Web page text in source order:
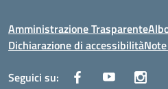
Amministrazione Trasparente
Dichiarazione di accessibilità
Seguici su: